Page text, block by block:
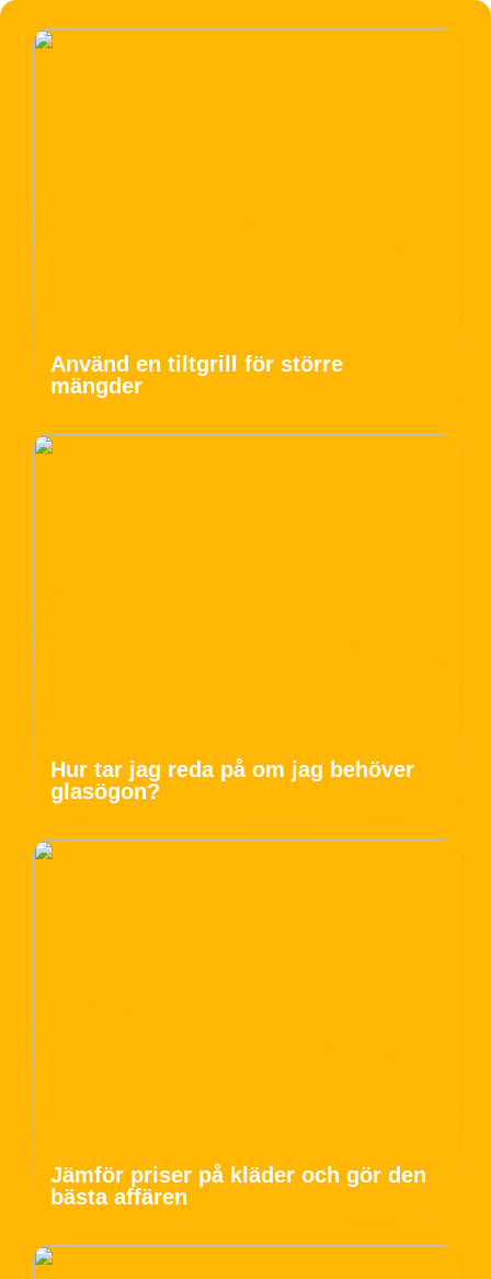
Använd en tiltgrill för större
mängder
Hur tar jag reda på om jag behöver
glasögon?
Jämför priser på kläder och gör den
bästa affären